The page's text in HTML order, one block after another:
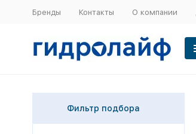
Бренды Контакты О компании
Фильтр подбора